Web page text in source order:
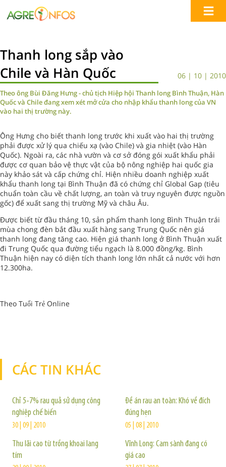
Thanh long sắp vào
Chile và Hàn Quốc
06 | 10 | 2010
Theo ông Bùi Đăng Hưng - chủ tịch Hiệp hội Thanh long Bình Thuận, Hàn
Quốc và Chile đang xem xét mở cửa cho nhập khẩu thanh long của VN
vào hai thị trường này.
Ông Hưng cho biết thanh long trước khi xuất vào hai thị trường
phải được xử lý qua chiếu xạ (vào Chile) và gia nhiệt (vào Hàn
Quốc). Ngoài ra, các nhà vườn và cơ sở đóng gói xuất khẩu phải
được cơ quan bảo vệ thực vật của bộ nông nghiệp hai quốc gia
này khảo sát và cấp chứng chỉ. Hiện nhiều doanh nghiệp xuất
khẩu thanh long tại Bình Thuận đã có chứng chỉ Global Gap (tiêu
chuẩn toàn cầu về chất lượng, an toàn và truy nguyên được nguồn
gốc) để xuất sang thị trường Mỹ và châu Âu.
Được biết từ đầu tháng 10, sản phẩm thanh long Bình Thuận trái
mùa chong đèn bắt đầu xuất hàng sang Trung Quốc nên giá
thanh long đang tăng cao. Hiện giá thanh long ở Bình Thuận xuất
đi Trung Quốc qua đường tiểu ngạch là 8.000 đồng/kg. Bình
Thuận hiện nay có diện tích thanh long lớn nhất cả nước với hơn
12.300ha.
Theo Tuổi Trẻ Online
CÁC TIN KHÁC
Chỉ 5-7% rau quả sử dụng công
nghiệp chế biến
30 | 09 | 2010
Thu lãi cao từ trồng khoai lang
tím
Đề án rau an toàn: Khó về đích
đúng hẹn
05 | 08 | 2010
Vĩnh Long: Cam sành đang có
giá cao